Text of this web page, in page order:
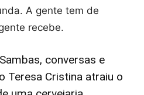
A gente tem de
recebe.
conversas e
Teresa Cristina atraiu o